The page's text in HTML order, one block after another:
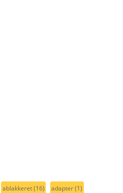
ablakkeret(16) adapter(1)